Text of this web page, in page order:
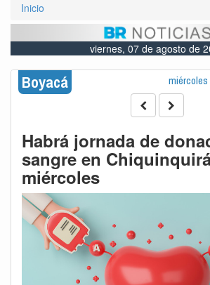
Inicio
viernes, 07 de agosto de
Boyacá miércoles
Habrá jornada de
sangre en
miércoles